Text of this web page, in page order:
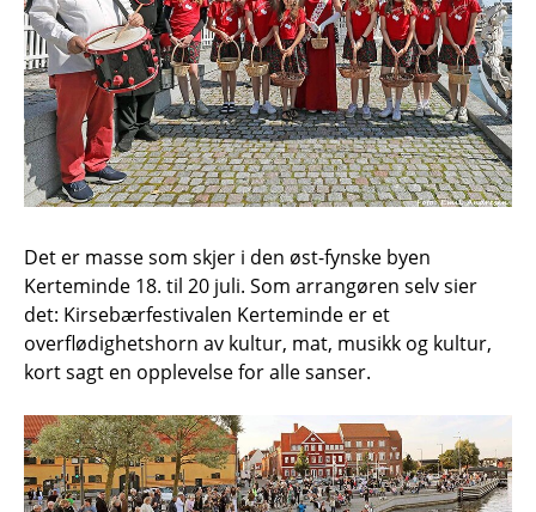
Det er masse som skjer i den øst-fynske byen
Kerteminde 18. til 20 juli. Som arrangøren selv sier
det: Kirsebærfestivalen Kerteminde er et
overflødighetshorn av kultur, mat, musikk og kultur,
kort sagt en opplevelse for alle sanser.